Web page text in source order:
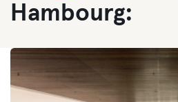
Hambourg: